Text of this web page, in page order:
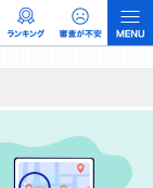
す。 ただし、特定の
ザーへの口コミ収集な